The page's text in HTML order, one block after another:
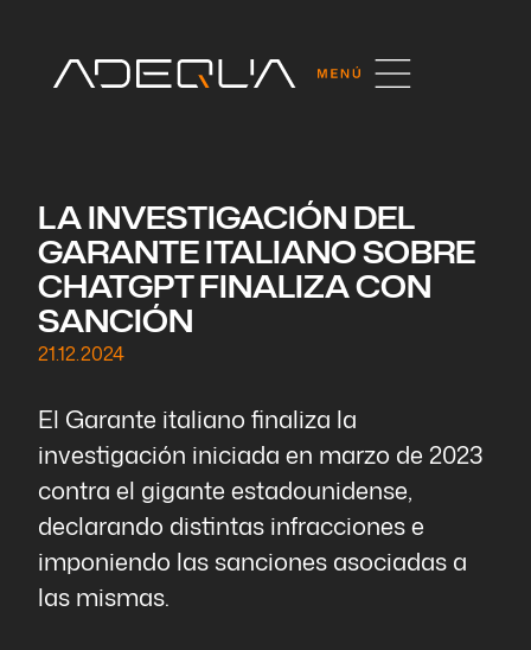
LA INVESTIGACIÓN DEL
GARANTE ITALIANO SOBRE
CHATGPT FINALIZA CON
SANCIÓN
21.12.2024
El Garante italiano finaliza la
investigación iniciada en marzo de 2023
contra el gigante estadounidense,
declarando distintas infracciones e
imponiendo las sanciones asociadas a
las mismas.